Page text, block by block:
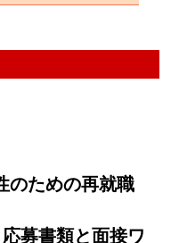
のための再就職
募書類と面接ワ